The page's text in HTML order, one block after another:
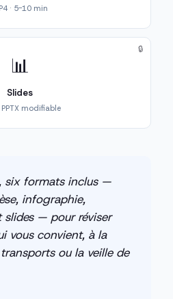
· 5-10 min
📊
Slides
PPTX modifiable
🔒
six formats inclus —
infographie,
— pour réviser
vous convient, à la
ou la veille de